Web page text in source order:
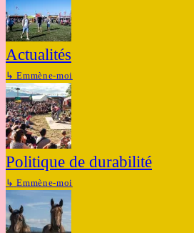
Actualités
↳ Emmène-moi
Politique de durabilité
↳ Emmène-moi